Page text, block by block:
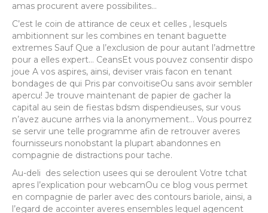
amas procurent avere possibilites…
C’est le coin de attirance de ceux et celles , lesquels
ambitionnent sur les combines en tenant baguette
extremes Sauf Que a l’exclusion de pour autant l’admettre
pour a elles expert… CeansEt vous pouvez consentir dispo
joue A vos aspires, ainsi, deviser vrais facon en tenant
bondages de qui Pris par convoitiseOu sans avoir sembler
apercu! Je trouve maintenant de papier de gacher la
capital au sein de fiestas bdsm dispendieuses, sur vous
n’avez aucune arrhes via la anonymement… Vous pourrez
se servir une telle programme afin de retrouver averes
fournisseurs nonobstant la plupart abandonnes en
compagnie de distractions pour tache.
Au-deli des selection usees qui se deroulent Votre tchat
apres l’explication pour webcamOu ce blog vous permet
en compagnie de parler avec des contours bariole, ainsi, a
l’egard de accointer averes ensembles lequel agencent